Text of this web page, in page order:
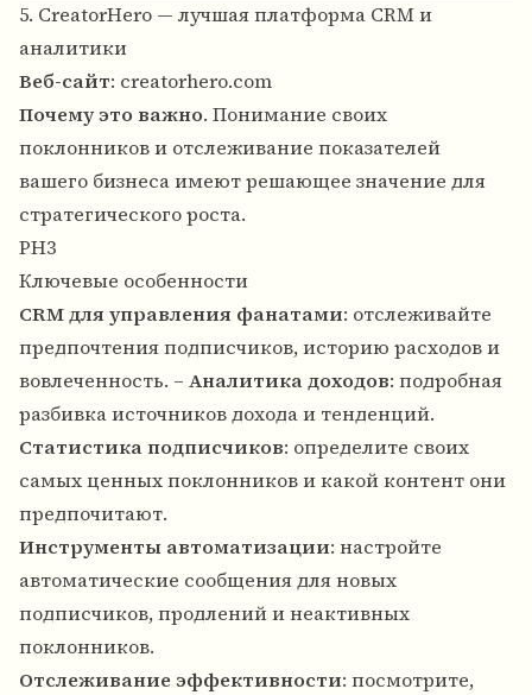
5. CreatorHero — лучшая платформа CRM и
аналитики
Веб-сайт: creatorhero.com
Почему это важно. Понимание своих
поклонников и отслеживание показателей
вашего бизнеса имеют решающее значение для
стратегического роста.
PH3
Ключевые особенности
CRM для управления фанатами: отслеживайте
предпочтения подписчиков, историю расходов и
вовлеченность. – Аналитика доходов: подробная
разбивка источников дохода и тенденций.
Статистика подписчиков: определите своих
самых ценных поклонников и какой контент они
предпочитают.
Инструменты автоматизации: настройте
автоматические сообщения для новых
подписчиков, продлений и неактивных
поклонников.
Отслеживание эффективности: посмотрите,